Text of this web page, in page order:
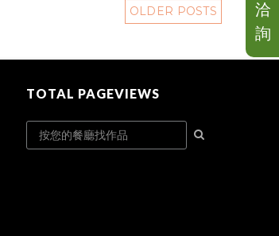
洽
詢
OLDER POSTS
TOTAL PAGEVIEWS